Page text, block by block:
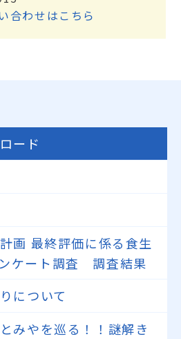
合わせはこちら
ード
画 最終評価に係る食生
ケート調査 調査結果
について
みやを巡る！！謎解き